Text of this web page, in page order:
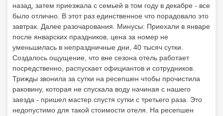
назад, затем приезжала с семьей в том году в декабре - все
было отлично. В этот раз единственное что порадовало это
завтрак. Далее разочарования. Минусы: Приехали в январе
после январских праздников, цена за номер не
уменьшилась в непраздничные дни, 40 тысяч сутки.
Создалось ощущение, что вне сезона отель работает
посредственно, распускает официантов и сотрудников.
Трижды звонила за сутки на ресепшен чтобы прочистила
раковину, которая не спускала воду начиная с нашего
заезда - пришел мастер спустя сутки с третьего раза. Это
недопустимо для такой стоимости отеля. На ресепшен